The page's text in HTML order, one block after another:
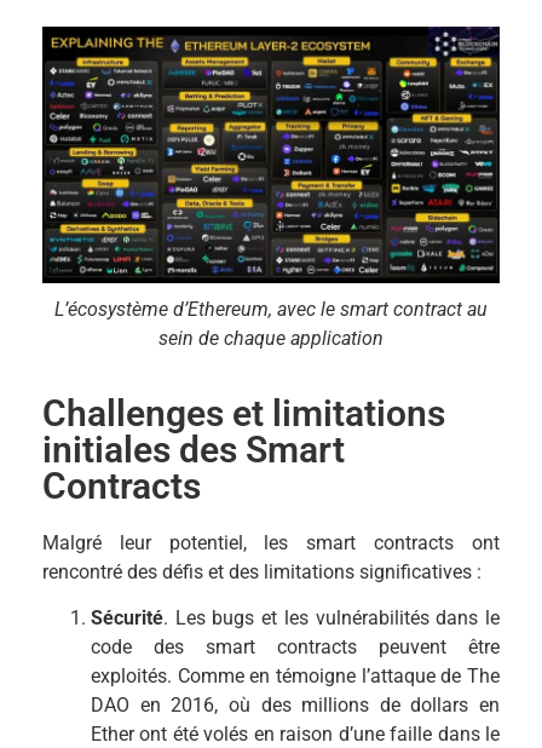
L’écosystème d’Ethereum, avec le smart contract au
sein de chaque application
Challenges et limitations
initiales des Smart
Contracts
Malgré leur potentiel, les smart contracts ont
rencontré des défis et des limitations significatives :
Sécurité. Les bugs et les vulnérabilités dans le
code des smart contracts peuvent être
exploités. Comme en témoigne l’attaque de The
DAO en 2016, où des millions de dollars en
Ether ont été volés en raison d’une faille dans le